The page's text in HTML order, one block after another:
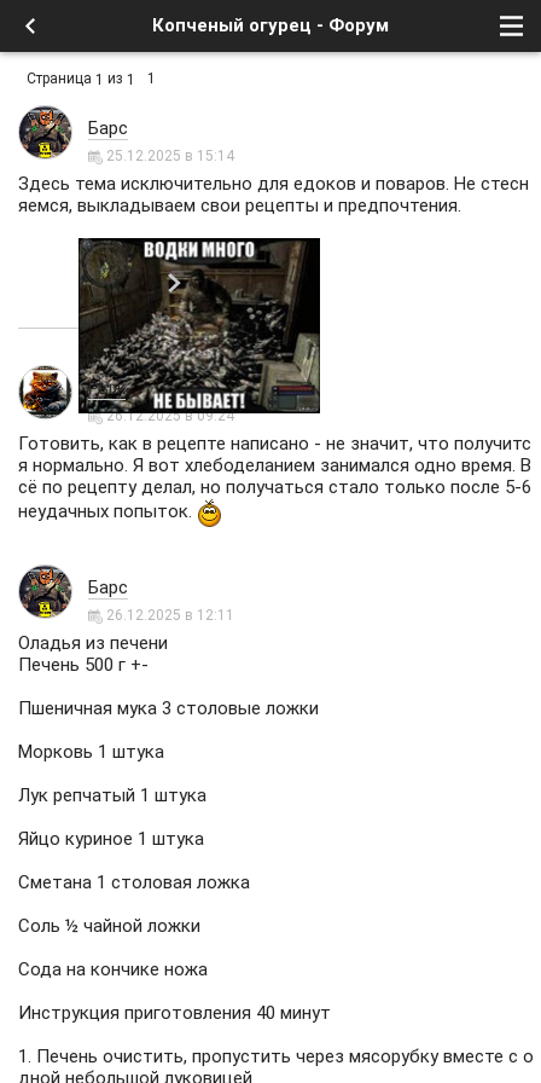
Копченый огурец - Форум
Страница 1 из 1 1
Барс
25.12.2025 в 15:14
Здесь тема исключительно для едоков и поваров. Не стесн
яемся, выкладываем свои рецепты и предпочтения.
Рыж
26.12.2025 в 09:24
Готовить, как в рецепте написано - не значит, что получитс
я нормально. Я вот хлебоделанием занимался одно время. В
сё по рецепту делал, но получаться стало только после 5-6
неудачных попыток.
Барс
26.12.2025 в 12:11
Оладья из печени
Печень 500 г +-
Пшеничная мука 3 столовые ложки
Морковь 1 штука
Лук репчатый 1 штука
Яйцо куриное 1 штука
Сметана 1 столовая ложка
Соль ½ чайной ложки
Сода на кончике ножа
Инструкция приготовления 40 минут
1. Печень очистить, пропустить через мясорубку вместе с о
дной небольшой луковицей.